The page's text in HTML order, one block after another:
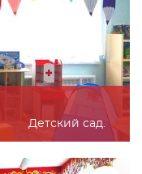
Детский сад.